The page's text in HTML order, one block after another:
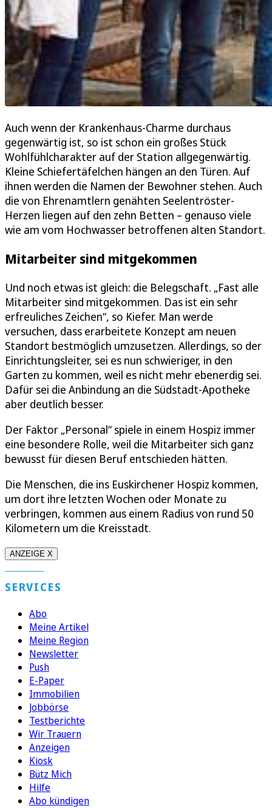
Auch wenn der Krankenhaus-Charme durchaus
gegenwärtig ist, so ist schon ein großes Stück
Wohlfühlcharakter auf der Station allgegenwärtig.
Kleine Schiefertäfelchen hängen an den Türen. Auf
ihnen werden die Namen der Bewohner stehen. Auch
die von Ehrenamtlern genähten Seelentröster-
Herzen liegen auf den zehn Betten – genauso viele
wie am vom Hochwasser betroffenen alten Standort.
Mitarbeiter sind mitgekommen
Und noch etwas ist gleich: die Belegschaft. „Fast alle
Mitarbeiter sind mitgekommen. Das ist ein sehr
erfreuliches Zeichen“, so Kiefer. Man werde
versuchen, dass erarbeitete Konzept am neuen
Standort bestmöglich umzusetzen. Allerdings, so der
Einrichtungsleiter, sei es nun schwieriger, in den
Garten zu kommen, weil es nicht mehr ebenerdig sei.
Dafür sei die Anbindung an die Südstadt-Apotheke
aber deutlich besser.
Der Faktor „Personal“ spiele in einem Hospiz immer
eine besondere Rolle, weil die Mitarbeiter sich ganz
bewusst für diesen Beruf entschieden hätten.
Die Menschen, die ins Euskirchener Hospiz kommen,
um dort ihre letzten Wochen oder Monate zu
verbringen, kommen aus einem Radius von rund 50
Kilometern um die Kreisstadt.
ANZEIGE X
SERVICES
Abo
Meine Artikel
Meine Region
Newsletter
Push
E-Paper
Immobilien
Jobbörse
Testberichte
Wir Trauern
Anzeigen
Kiosk
Bütz Mich
Hilfe
Abo kündigen